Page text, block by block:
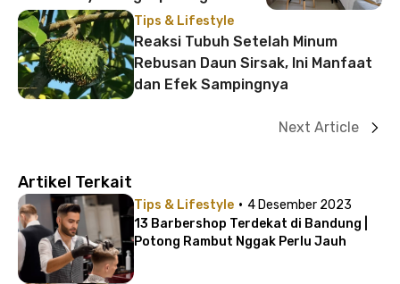
Tips & Lifestyle
Reaksi Tubuh Setelah Minum
Rebusan Daun Sirsak, Ini Manfaat
dan Efek Sampingnya
Next Article
Artikel Terkait
Tips & Lifestyle · 4 Desember 2023
13 Barbershop Terdekat di Bandung |
Potong Rambut Nggak Perlu Jauh